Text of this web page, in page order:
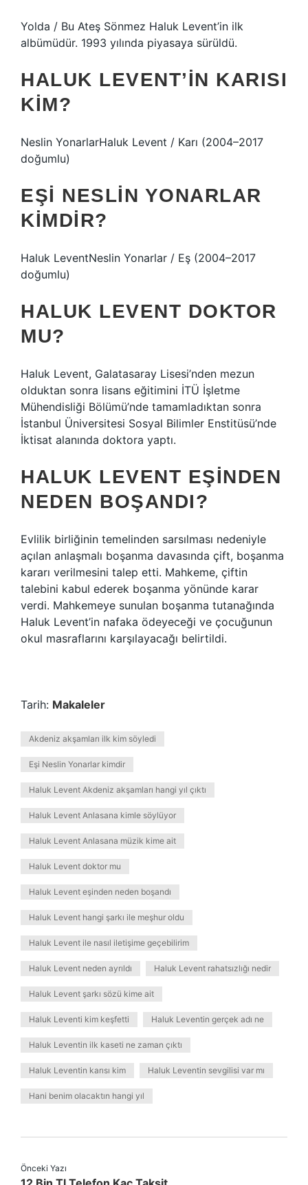
Yolda / Bu Ateş Sönmez Haluk Levent’in ilk
albümüdür. 1993 yılında piyasaya sürüldü.
HALUK LEVENT’IN KARISI
KIM?
Neslin YonarlarHaluk Levent / Karı (2004–2017
doğumlu)
EŞI NESLIN YONARLAR
KIMDIR?
Haluk LeventNeslin Yonarlar / Eş (2004–2017
doğumlu)
HALUK LEVENT DOKTOR
MU?
Haluk Levent, Galatasaray Lisesi’nden mezun
olduktan sonra lisans eğitimini İTÜ İşletme
Mühendisliği Bölümü’nde tamamladıktan sonra
İstanbul Üniversitesi Sosyal Bilimler Enstitüsü’nde
İktisat alanında doktora yaptı.
HALUK LEVENT EŞINDEN
NEDEN BOŞANDI?
Evlilik birliğinin temelinden sarsılması nedeniyle
açılan anlaşmalı boşanma davasında çift, boşanma
kararı verilmesini talep etti. Mahkeme, çiftin
talebini kabul ederek boşanma yönünde karar
verdi. Mahkemeye sunulan boşanma tutanağında
Haluk Levent’in nafaka ödeyeceği ve çocuğunun
okul masraflarını karşılayacağı belirtildi.
Tarih: Makaleler
Akdeniz akşamları ilk kim söyledi
Eşi Neslin Yonarlar kimdir
Haluk Levent Akdeniz akşamları hangi yıl çıktı
Haluk Levent Anlasana kimle söylüyor
Haluk Levent Anlasana müzik kime ait
Haluk Levent doktor mu
Haluk Levent eşinden neden boşandı
Haluk Levent hangi şarkı ile meşhur oldu
Haluk Levent ile nasıl iletişime geçebilirim
Haluk Levent neden ayrıldı Haluk Levent rahatsızlığı nedir
Haluk Levent şarkı sözü kime ait
Haluk Leventi kim keşfetti Haluk Leventin gerçek adı ne
Haluk Leventin ilk kaseti ne zaman çıktı
Haluk Leventin karısı kim Haluk Leventin sevgilisi var mı
Hani benim olacaktın hangi yıl
Önceki Yazı